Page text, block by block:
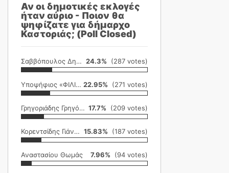
Αν οι δημοτικές εκλογές
ήταν αύριο - Ποιον θα
ψηφίζατε για δήμαρχο
Καστοριάς; (Poll Closed)
Σαββόπουλος Δημήτρης 24.3% (287 votes)
Υποψήφιος «ΦΙΛΙΚΗ ΕΤΑΙΡΕΙΑ» 22.95% (271 votes)
Γρηγοριάδης Γρηγόρης 17.7% (209 votes)
Κορεντσίδης Γιάννης 15.83% (187 votes)
Αναστασίου Θωμάς 7.96% (94 votes)